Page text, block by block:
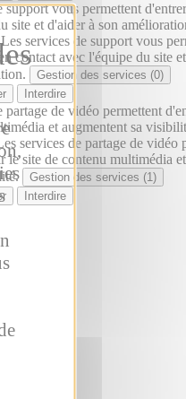
support vous permettent
site et d'aider à son
Les services de support vous
contact avec l'équipe du site
Gestion des services (0)
Interdire
partage de vidéo permettent
et augmentent sa
services de partage de vidéo
le site de contenu multimédia
Gestion des services (1)
Interdire